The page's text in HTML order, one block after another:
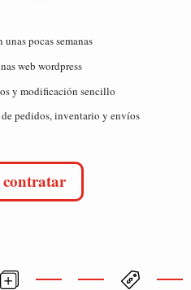
pocas semanas
web wordpress
y modificación sencillo
pedidos, inventario y envíos